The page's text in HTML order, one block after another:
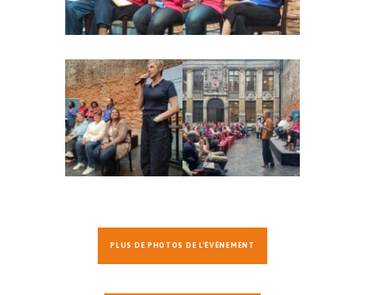
PLUS DE PHOTOS DE L'ÉVÉNEMENT